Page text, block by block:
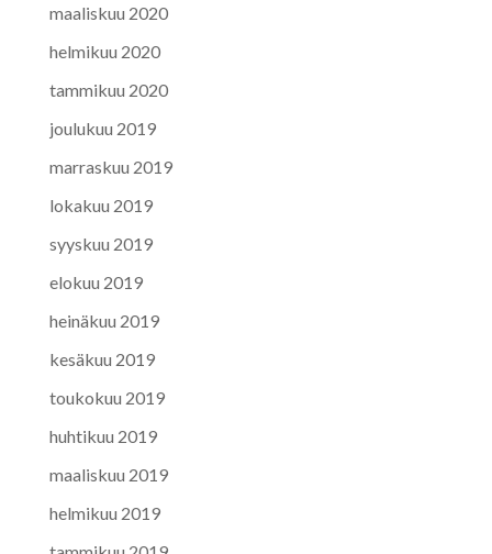
maaliskuu 2020
helmikuu 2020
tammikuu 2020
joulukuu 2019
marraskuu 2019
lokakuu 2019
syyskuu 2019
elokuu 2019
heinäkuu 2019
kesäkuu 2019
toukokuu 2019
huhtikuu 2019
maaliskuu 2019
helmikuu 2019